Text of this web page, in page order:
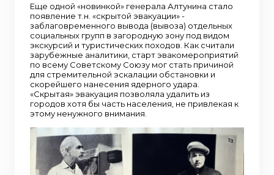
Еще одной «новинкой» генерала Алтунина стало
появление т.н. «скрытой эвакуации» -
заблаговременного вывода (вывоза) отдельных
социальных групп в загородную зону под видом
экскурсий и туристических походов. Как считали
зарубежные аналитики, старт эвакомероприятий
по всему Советскому Союзу мог стать причиной
для стремительной эскалации обстановки и
скорейшего нанесения ядерного удара.
«Скрытая» эвакуация позволяла удалить из
городов хотя бы часть населения, не привлекая к
этому ненужного внимания.